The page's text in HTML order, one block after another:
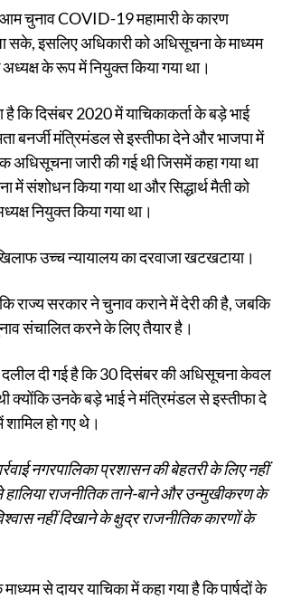
चुनाव COVID-19 महामारी के कारण
सके, इसलिए अधिकारी को अधिसूचना के माध्यम
के रूप में नियुक्त किया गया था।
कि दिसंबर 2020 में याचिकाकर्ता के बड़े भाई
बनर्जी मंत्रिमंडल से इस्तीफा देने और भाजपा में
अधिसूचना जारी की गई थी जिसमें कहा गया था
संशोधन किया गया था और सिद्धार्थ मैती को
नियुक्त किया गया था।
उच्च न्यायालय का दरवाजा खटखटाया।
कि राज्य सरकार ने चुनाव कराने में देरी की है, जबकि
संचालित करने के लिए तैयार है।
दलील दी गई है कि 30 दिसंबर की अधिसूचना केवल
क्योंकि उनके बड़े भाई ने मंत्रिमंडल से इस्तीफा दे
शामिल हो गए थे।
नगरपालिका प्रशासन की बेहतरी के लिए नहीं
राजनीतिक ताने-बाने और उन्मुखीकरण के
नहीं दिखाने के क्षुद्र राजनीतिक कारणों के
से दायर याचिका में कहा गया है कि पार्षदों के